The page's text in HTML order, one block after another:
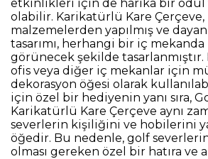
etkinlikleri için de harika bir ödül
olabilir. Karikatürlü Kare
malzemelerden yapılmış ve
tasarımı, herhangi bir iç mekanda
görünecek şekilde tasarlanmıştır.
ofis veya diğer iç mekanlar için
dekorasyon öğesi olarak
için özel bir hediyenin yanı sıra,
Karikatürlü Kare Çerçeve aynı
severlerin kişiliğini ve hobilerini
öğedir. Bu nedenle, golf
olması gereken özel bir hatıra ve